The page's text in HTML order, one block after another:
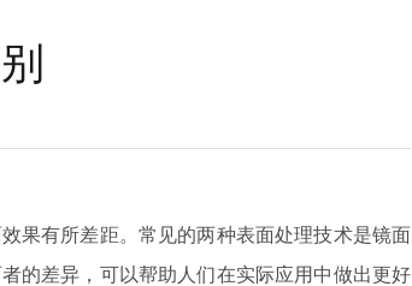
果有所差距。常见的两种表面处理技术是镜面
的差异，可以帮助人们在实际应用中做出更好